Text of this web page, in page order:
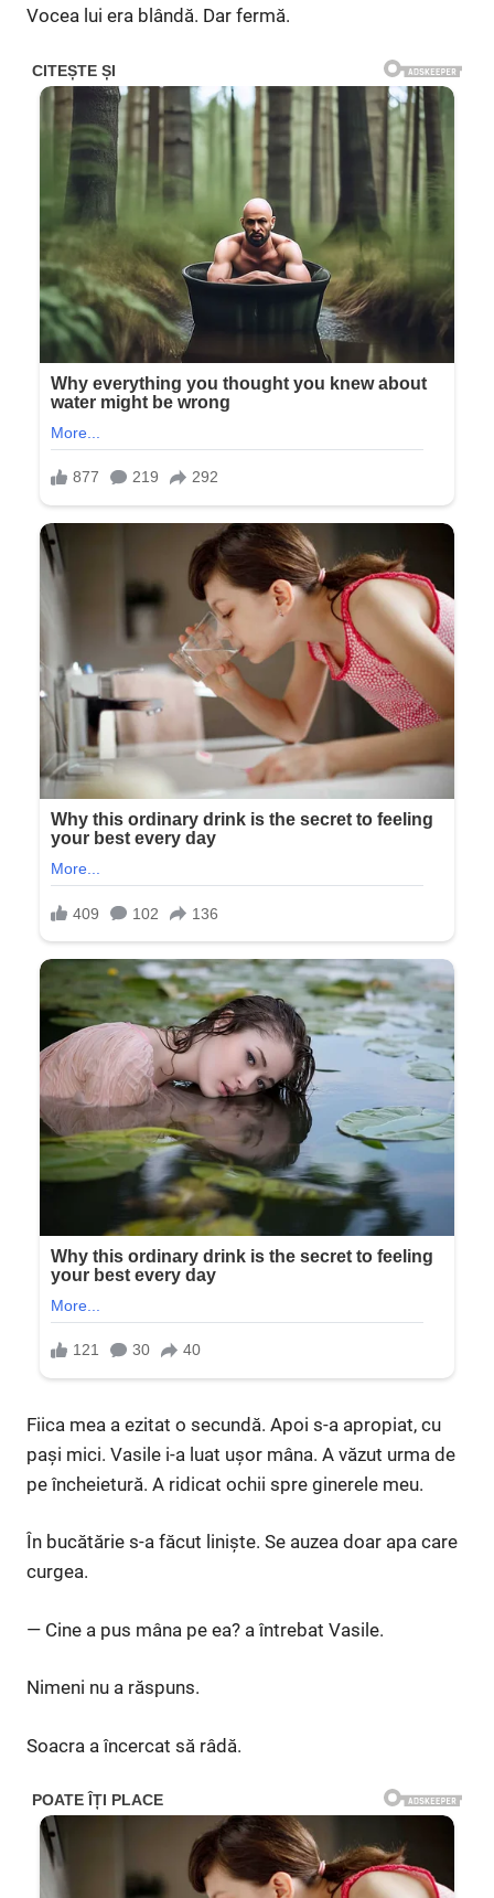
Vocea lui era blândă. Dar fermă.
Fiica mea a ezitat o secundă. Apoi s-a apropiat, cu
pași mici. Vasile i-a luat ușor mâna. A văzut urma de
pe încheietură. A ridicat ochii spre ginerele meu.
În bucătărie s-a făcut liniște. Se auzea doar apa care
curgea.
— Cine a pus mâna pe ea? a întrebat Vasile.
Nimeni nu a răspuns.
Soacra a încercat să râdă.